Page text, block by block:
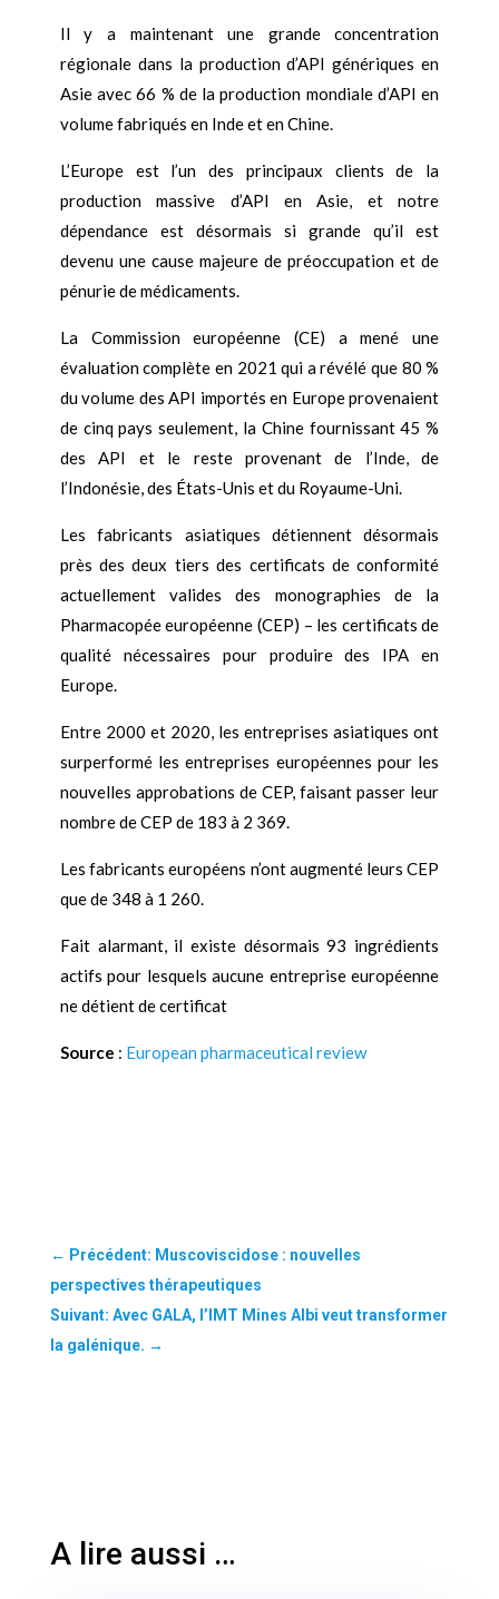
Il y a maintenant une grande concentration
régionale dans la production d’API génériques en
Asie avec 66 % de la production mondiale d’API en
volume fabriqués en Inde et en Chine.
L’Europe est l’un des principaux clients de la
production massive d’API en Asie, et notre
dépendance est désormais si grande qu’il est
devenu une cause majeure de préoccupation et de
pénurie de médicaments.
La Commission européenne (CE) a mené une
évaluation complète en 2021 qui a révélé que 80 %
du volume des API importés en Europe provenaient
de cinq pays seulement, la Chine fournissant 45 %
des API et le reste provenant de l’Inde, de
l’Indonésie, des États-Unis et du Royaume-Uni.
Les fabricants asiatiques détiennent désormais
près des deux tiers des certificats de conformité
actuellement valides des monographies de la
Pharmacopée européenne (CEP) – les certificats de
qualité nécessaires pour produire des IPA en
Europe.
Entre 2000 et 2020, les entreprises asiatiques ont
surperformé les entreprises européennes pour les
nouvelles approbations de CEP, faisant passer leur
nombre de CEP de 183 à 2 369.
Les fabricants européens n’ont augmenté leurs CEP
que de 348 à 1 260.
Fait alarmant, il existe désormais 93 ingrédients
actifs pour lesquels aucune entreprise européenne
ne détient de certificat
Source : European pharmaceutical review
← Précédent: Muscoviscidose : nouvelles
perspectives thérapeutiques
Suivant: Avec GALA, l’IMT Mines Albi veut transformer
la galénique. →
A lire aussi …